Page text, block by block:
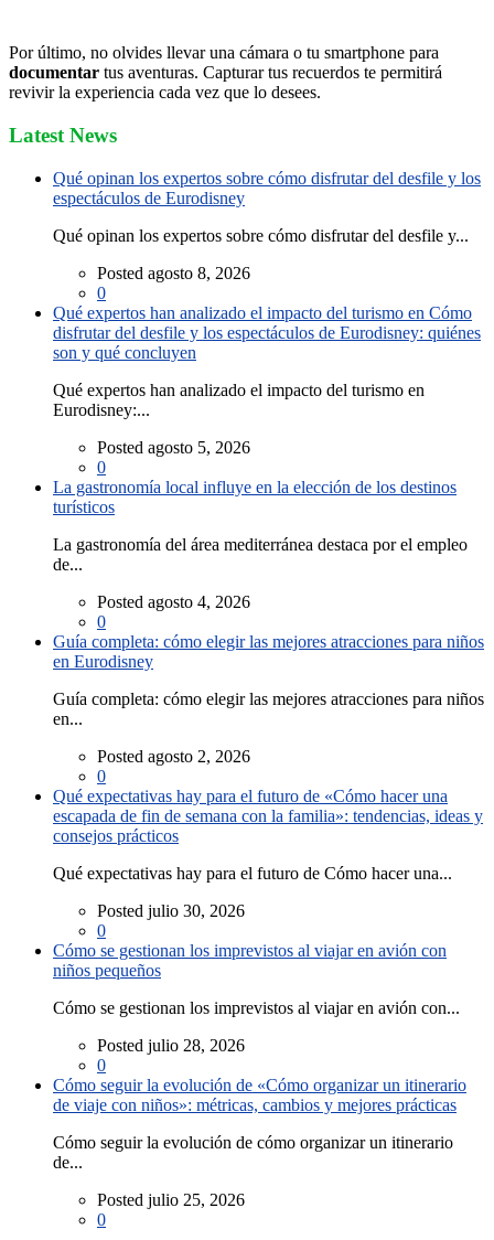
Por último, no olvides llevar una cámara o tu smartphone para
documentar tus aventuras. Capturar tus recuerdos te permitirá
revivir la experiencia cada vez que lo desees.
Latest News
Qué opinan los expertos sobre cómo disfrutar del desfile y los
espectáculos de Eurodisney
Qué opinan los expertos sobre cómo disfrutar del desfile y...
Posted agosto 8, 2026
0
Qué expertos han analizado el impacto del turismo en Cómo
disfrutar del desfile y los espectáculos de Eurodisney: quiénes
son y qué concluyen
Qué expertos han analizado el impacto del turismo en
Eurodisney:...
Posted agosto 5, 2026
0
La gastronomía local influye en la elección de los destinos
turísticos
La gastronomía del área mediterránea destaca por el empleo
de...
Posted agosto 4, 2026
0
Guía completa: cómo elegir las mejores atracciones para niños
en Eurodisney
Guía completa: cómo elegir las mejores atracciones para niños
en...
Posted agosto 2, 2026
0
Qué expectativas hay para el futuro de «Cómo hacer una
escapada de fin de semana con la familia»: tendencias, ideas y
consejos prácticos
Qué expectativas hay para el futuro de Cómo hacer una...
Posted julio 30, 2026
0
Cómo se gestionan los imprevistos al viajar en avión con
niños pequeños
Cómo se gestionan los imprevistos al viajar en avión con...
Posted julio 28, 2026
0
Cómo seguir la evolución de «Cómo organizar un itinerario
de viaje con niños»: métricas, cambios y mejores prácticas
Cómo seguir la evolución de cómo organizar un itinerario
de...
Posted julio 25, 2026
0